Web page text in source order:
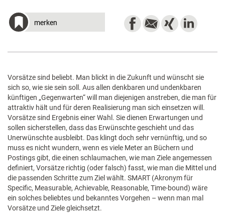
merken
Vorsätze sind beliebt. Man blickt in die Zukunft und wünscht sie
sich so, wie sie sein soll. Aus allen denkbaren und undenkbaren
künftigen „Gegenwarten“ will man diejenigen anstreben, die man für
attraktiv hält und für deren Realisierung man sich einsetzen will.
Vorsätze sind Ergebnis einer Wahl. Sie dienen Erwartungen und
sollen sicherstellen, dass das Erwünschte geschieht und das
Unerwünschte ausbleibt. Das klingt doch sehr vernünftig, und so
muss es nicht wundern, wenn es viele Meter an Büchern und
Postings gibt, die einen schlaumachen, wie man Ziele angemessen
definiert, Vorsätze richtig (oder falsch) fasst, wie man die Mittel und
die passenden Schritte zum Ziel wählt. SMART (Akronym für
Specific, Measurable, Achievable, Reasonable, Time-bound) wäre
ein solches beliebtes und bekanntes Vorgehen – wenn man mal
Vorsätze und Ziele gleichsetzt.